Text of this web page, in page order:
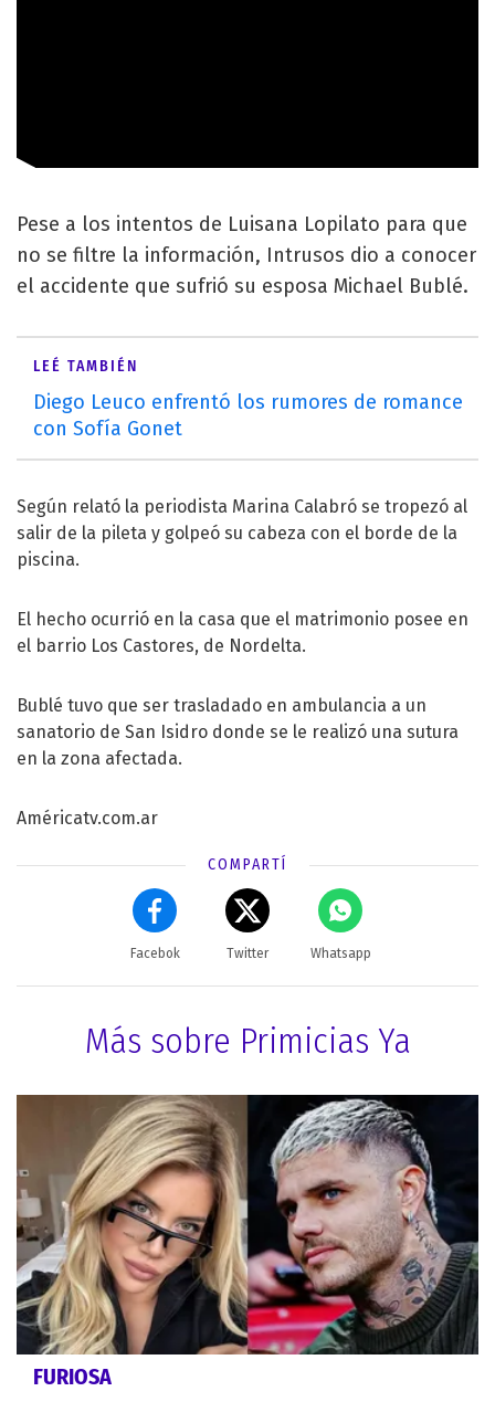
Pese a los intentos de Luisana Lopilato para que
no se filtre la información, Intrusos dio a conocer
el accidente que sufrió su esposa Michael Bublé.
LEÉ TAMBIÉN
Diego Leuco enfrentó los rumores de romance
con Sofía Gonet
Según relató la periodista Marina Calabró se tropezó al
salir de la pileta y golpeó su cabeza con el borde de la
piscina.
El hecho ocurrió en la casa que el matrimonio posee en
el barrio Los Castores, de Nordelta.
Bublé tuvo que ser trasladado en ambulancia a un
sanatorio de San Isidro donde se le realizó una sutura
en la zona afectada.
Américatv.com.ar
COMPARTÍ
Facebok Twitter Whatsapp
Más sobre Primicias Ya
FURIOSA